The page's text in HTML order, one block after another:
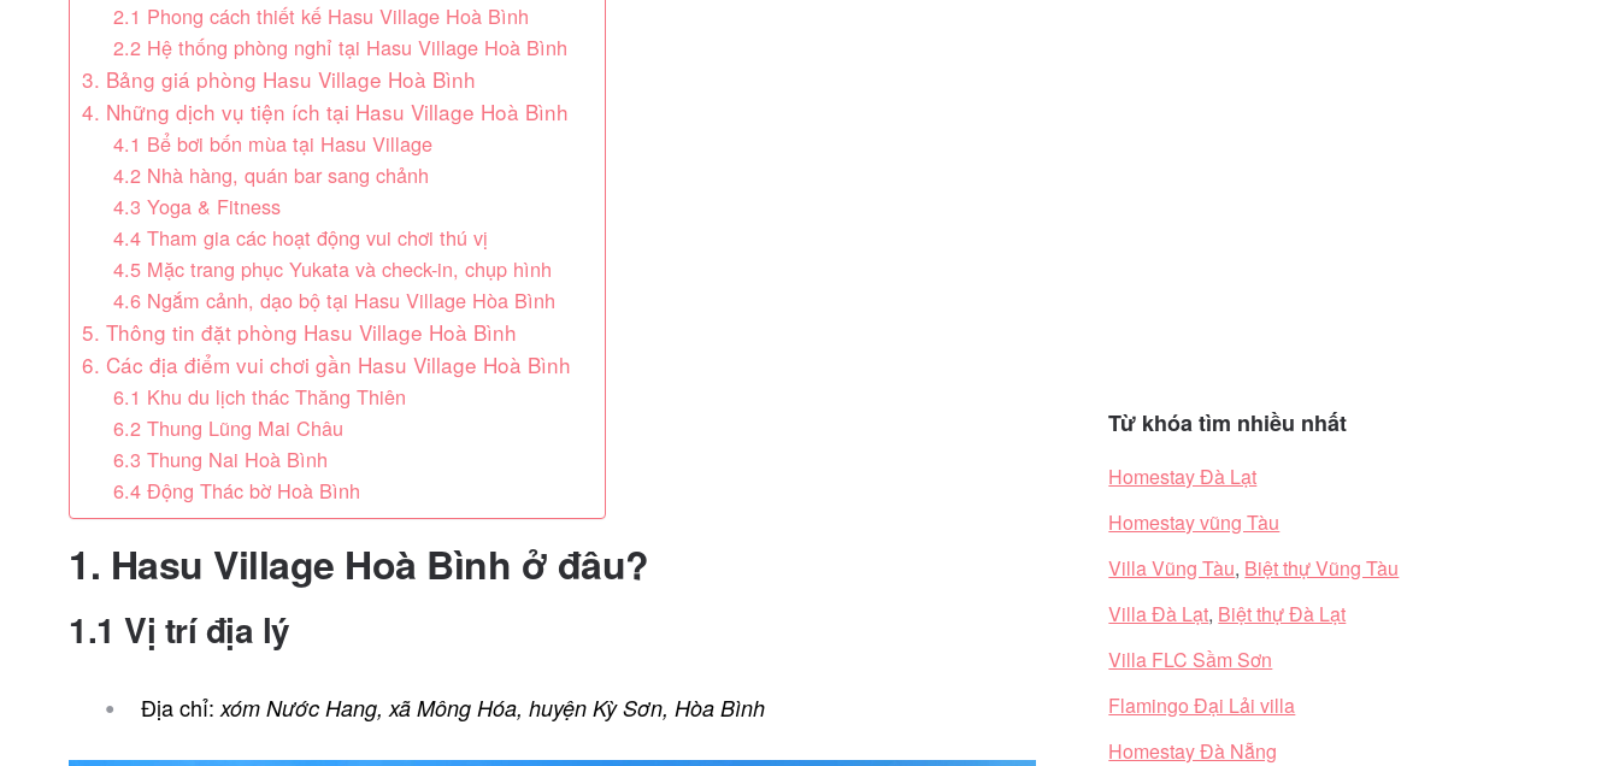
2.1 Phong cách thiết kế Hasu Village Hoà Bình
2.2 Hệ thống phòng nghỉ tại Hasu Village Hoà Bình
3. Bảng giá phòng Hasu Village Hoà Bình
4. Những dịch vụ tiện ích tại Hasu Village Hoà Bình
4.1 Bể bơi bốn mùa tại Hasu Village
4.2 Nhà hàng, quán bar sang chảnh
4.3 Yoga & Fitness
4.4 Tham gia các hoạt động vui chơi thú vị
4.5 Mặc trang phục Yukata và check-in, chụp hình
4.6 Ngắm cảnh, dạo bộ tại Hasu Village Hòa Bình
5. Thông tin đặt phòng Hasu Village Hoà Bình
6. Các địa điểm vui chơi gần Hasu Village Hoà Bình
6.1 Khu du lịch thác Thăng Thiên
6.2 Thung Lũng Mai Châu
6.3 Thung Nai Hoà Bình
6.4 Động Thác bờ Hoà Bình
1. Hasu Village Hoà Bình ở đâu?
1.1 Vị trí địa lý
Địa chỉ:xóm Nước Hang,xãMông Hóa, huyệnKỳ Sơn,Hòa Bình
Từ khóa tìm nhiều nhất
Homestay Đà Lạt
Homestay vũng Tàu
Villa Vũng Tàu, Biệt thự Vũng Tàu
Villa Đà Lạt, Biệt thự Đà Lạt
Villa FLC Sầm Sơn
Flamingo Đại Lải villa
Homestay Đà Nẵng